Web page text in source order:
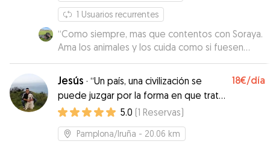
1 Usuarios recurrentes
“Como siempre, mas que contentos con Soraya.
Ama los animales y los cuida como si fuesen
suyos”
Jesús · “Un país, una civilización se
puede juzgar por la forma en que trata
a sus animales”
18€/día
5.0 (1 Reservas)
Pamplona/Iruña - 20.06 km